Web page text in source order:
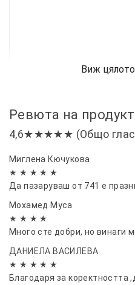
Ревюта на
4,6★★★★★ (Общо
Миглена Кючукова
★ ★ ★ ★ ★
Да пазаруваш от 741 е
Мохамед Муса
★ ★ ★ ★
Много сте добри, но винаги
ДАНИЕЛА ВАСИЛЕВА
★ ★ ★ ★ ★
Благодаря за коректността